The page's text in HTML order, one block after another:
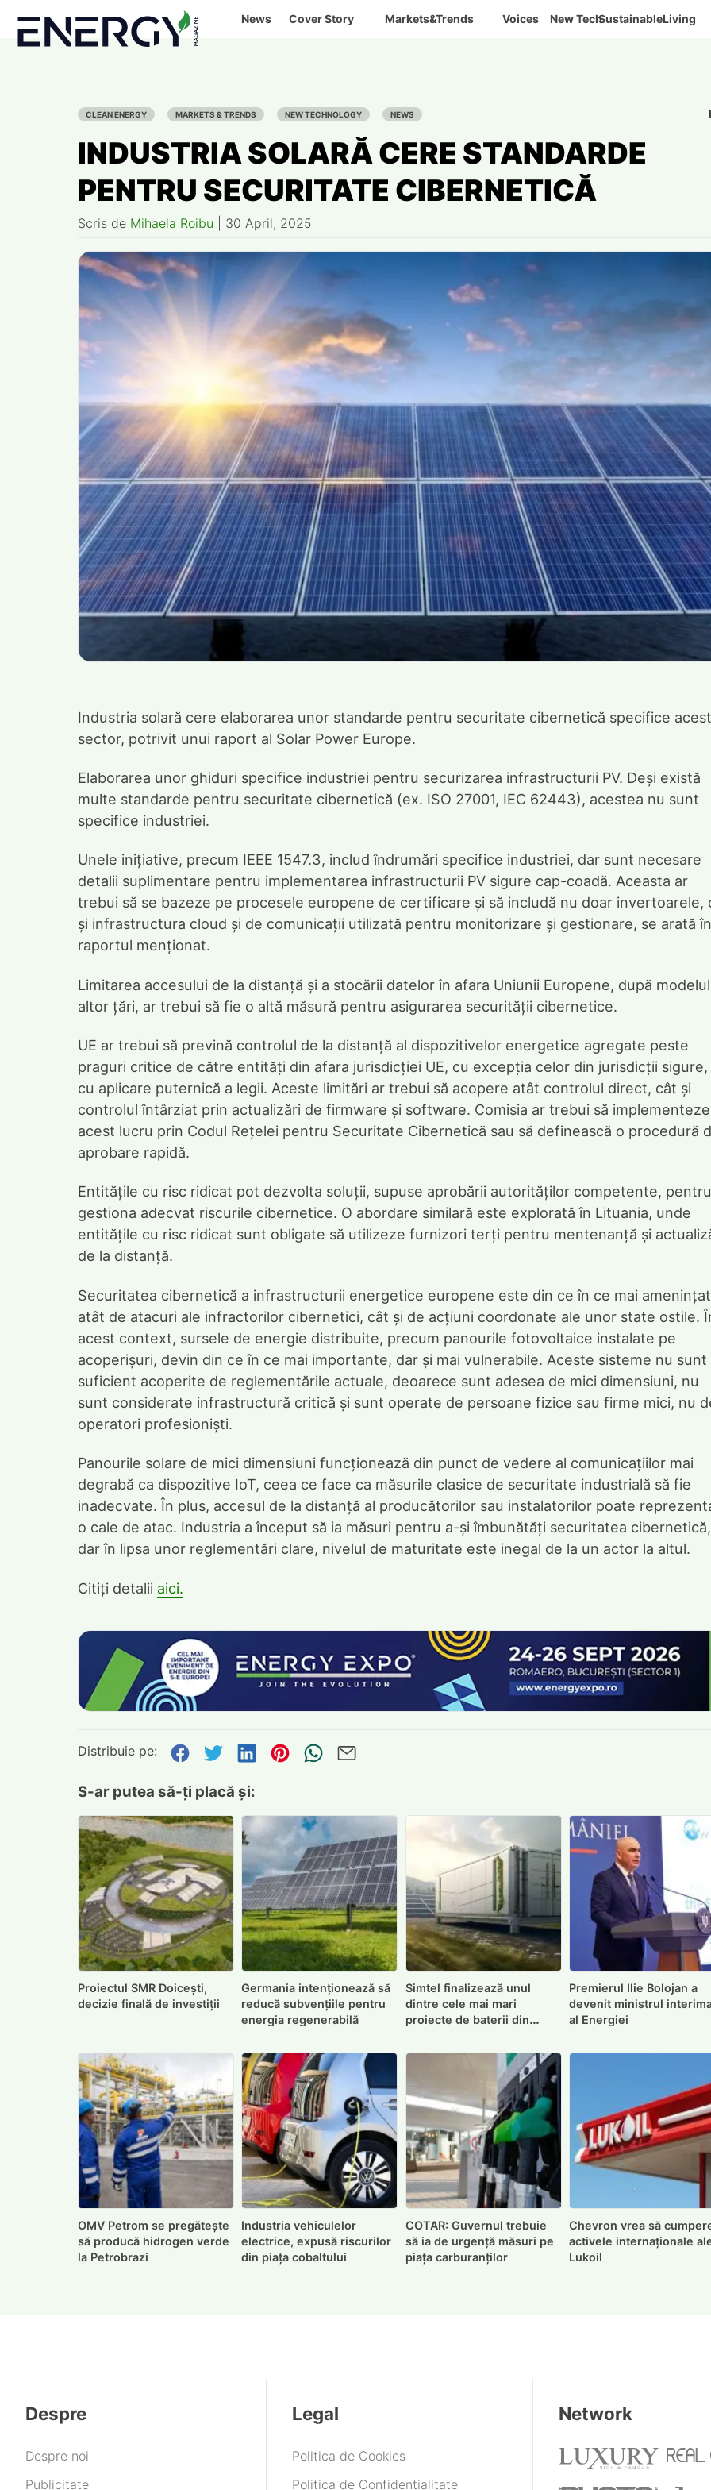
content
News Cover Story Markets&Trends Voices New TechSustainableLiving
CLEAN ENERGY MARKETS & TRENDS NEW TECHNOLOGY NEWS
INDUSTRIA SOLARĂ CERE STANDARDE
PENTRU SECURITATE CIBERNETICĂ
Scris de Mihaela Roibu 30 April, 2025
Industria solară cere elaborarea unor standarde pentru securitate cibernetică specifice
sector, potrivit unui raport al Solar Power Europe.
Elaborarea unor ghiduri specifice industriei pentru securizarea infrastructurii PV. Deși există
multe standarde pentru securitate cibernetică (ex. ISO 27001, IEC 62443), acestea nu sunt
specifice industriei.
Unele inițiative, precum IEEE 1547.3, includ îndrumări specifice industriei, dar sunt necesare
detalii suplimentare pentru implementarea infrastructurii PV sigure cap-coadă. Aceasta ar
trebui să se bazeze pe procesele europene de certificare și să includă nu doar invertoarele,
și infrastructura cloud și de comunicații utilizată pentru monitorizare și gestionare, se arată în
raportul menționat.
Limitarea accesului de la distanță și a stocării datelor în afara Uniunii Europene, după modelul
altor țări, ar trebui să fie o altă măsură pentru asigurarea securității cibernetice.
UE ar trebui să prevină controlul de la distanță al dispozitivelor energetice agregate peste
praguri critice de către entități din afara jurisdicției UE, cu excepția celor din jurisdicții sigure,
cu aplicare puternică a legii. Aceste limitări ar trebui să acopere atât controlul direct, cât și
controlul întârziat prin actualizări de firmware și software. Comisia ar trebui să implementeze
acest lucru prin Codul Rețelei pentru Securitate Cibernetică sau să definească o procedură
aprobare rapidă.
Entitățile cu risc ridicat pot dezvolta soluții, supuse aprobării autorităților competente,
gestiona adecvat riscurile cibernetice. O abordare similară este explorată în Lituania, unde
entitățile cu risc ridicat sunt obligate să utilizeze furnizori terți pentru mentenanță și
de la distanță.
Securitatea cibernetică a infrastructurii energetice europene este din ce în ce mai
atât de atacuri ale infractorilor cibernetici, cât și de acțiuni coordonate ale unor state ostile.
acest context, sursele de energie distribuite, precum panourile fotovoltaice instalate pe
acoperișuri, devin din ce în ce mai importante, dar și mai vulnerabile. Aceste sisteme nu sunt
suficient acoperite de reglementările actuale, deoarece sunt adesea de mici dimensiuni, nu
sunt considerate infrastructură critică și sunt operate de persoane fizice sau firme mici, nu
operatori profesioniști.
Panourile solare de mici dimensiuni funcționează din punct de vedere al comunicațiilor mai
degrabă ca dispozitive IoT, ceea ce face ca măsurile clasice de securitate industrială să fie
inadecvate. În plus, accesul de la distanță al producătorilor sau instalatorilor poate
o cale de atac. Industria a început să ia măsuri pentru a-și îmbunătăți securitatea cibernetică,
dar în lipsa unor reglementări clare, nivelul de maturitate este inegal de la un actor la altul.
Citiți detalii aici.
Distribuie pe: Distribuie pe Facebook
Distribuie pe Twitter
Distribuie pe LinkedIn
Distribuie pe Pinterest
Trimite prin whatsapp
S-ar putea să-ți placă și:
Proiectul SMR Doicești,
decizie finală de investiții
Germania intenționează să
reducă subvențiile pentru
energia regenerabilă
Simtel finalizează unul
dintre cele mai mari
proiecte de baterii din
Premierul Ilie Bolojan a
devenit ministrul
al Energiei
OMV Petrom se pregătește
să producă hidrogen verde
la Petrobrazi
Industria vehiculelor
electrice, expusă riscurilor
din piața cobaltului
COTAR: Guvernul trebuie
să ia de urgență măsuri pe
piața carburanților
Chevron vrea să
activele internaționale
Lukoil
Despre
Despre noi
Publicitate
Legal
Politica de Cookies
Politica de Confidențialitate
Network